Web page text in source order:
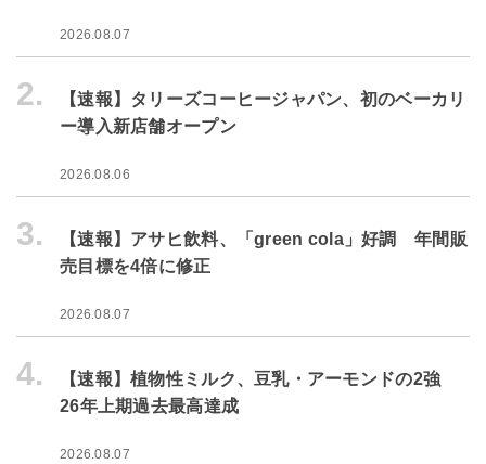
2026.08.07
2.
【速報】タリーズコーヒージャパン、初のベーカリ
ー導入新店舗オープン
2026.08.06
3.
【速報】アサヒ飲料、「green cola」好調 年間販
売目標を4倍に修正
2026.08.07
4.
【速報】植物性ミルク、豆乳・アーモンドの2強
26年上期過去最高達成
2026.08.07